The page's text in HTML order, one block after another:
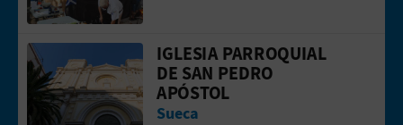
Gehen Sie auf die Seite vonIglesia
IGLESIA PARROQUIAL
DE SAN PEDRO
APÓSTOL
Sueca